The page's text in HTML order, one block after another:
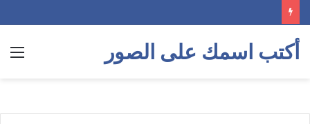
أكتب اسمك على الصور